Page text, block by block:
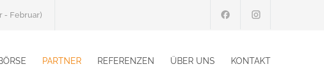
- Februar)
PARTNER REFERENZEN ÜBER UNS KONTAKT